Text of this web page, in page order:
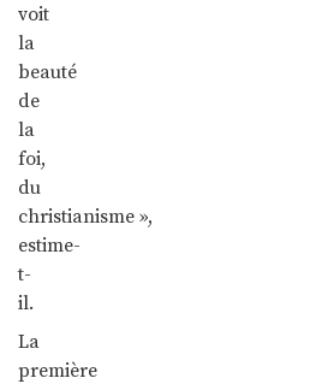
voit
la
beauté
de
la
foi,
du
christianisme »,
estime-
t-
il.
La
première